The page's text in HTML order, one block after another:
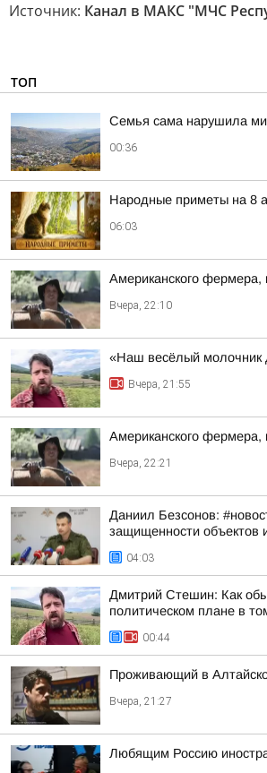
Источник: Канал в МАКС "МЧС
ТОП
Семья сама нарушила
00:36
Hapoдныe пpимeты нa 8
06:03
Американского
Вчера, 22:10
«Наш весёлый молочник
Вчера, 21:55
Американского
Вчера, 22:21
Даниил Безсонов:
защищенности объектов
04:03
Дмитрий Стешин: Как
политическом плане в
00:44
Проживающий в
Вчера, 21:27
Любящим Россию